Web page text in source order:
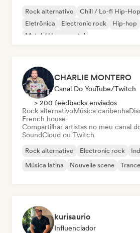
Rock alternativo Chill / Lo-fi Hip-Hop
Eletrônica
Electronic rock Hip-hop
Metal / Heavy metal
CHARLIE MONTERO
Canal Do YouTube/Twitch
> 200 feedbacks enviados
Rock alternativoMúsica caribenha
French house
Compartilhar artistas no meu canal
SoundCloud ou Twitch
Rock alternativo Electronic rock
Música latina
Nouvelle scene Trance
kurisaurio
Influenciador